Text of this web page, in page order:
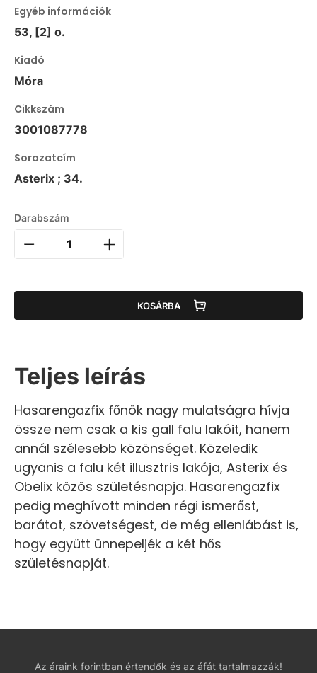
Egyéb információk
53, [2] o.
Kiadó
Móra
Cikkszám
3001087778
Sorozatcím
Asterix ; 34.
Darabszám
KOSÁRBA
Teljes leírás
Hasarengazfix főnök nagy mulatságra hívja
össze nem csak a kis gall falu lakóit, hanem
annál szélesebb közönséget. Közeledik
ugyanis a falu két illusztris lakója, Asterix és
Obelix közös születésnapja. Hasarengazfix
pedig meghívott minden régi ismerőst,
barátot, szövetségest, de még ellenlábást is,
hogy együtt ünnepeljék a két hős
születésnapját.
Az áraink forintban értendők és az áfát tartalmazzák!